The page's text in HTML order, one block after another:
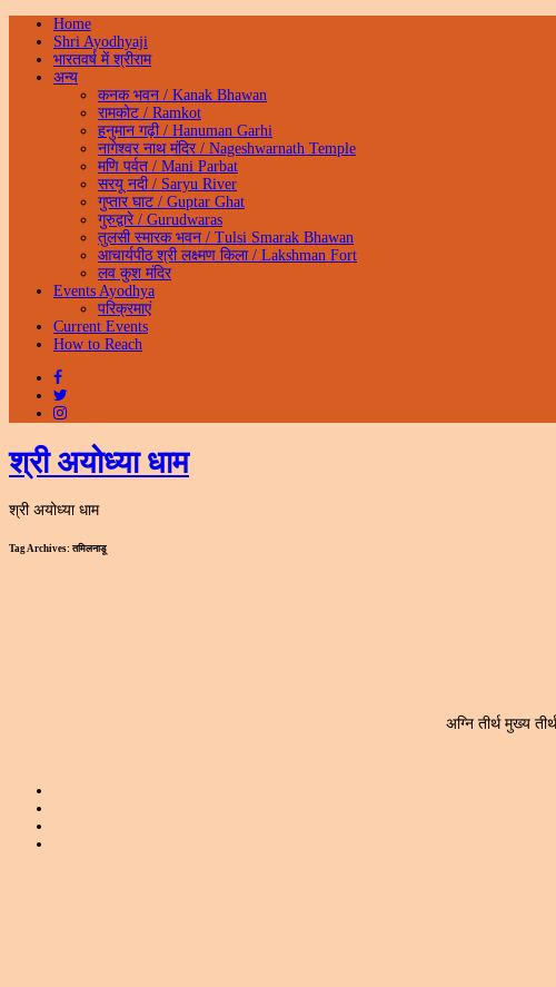
Home
Shri Ayodhyaji
भारतवर्ष में श्रीराम
अन्य
कनक भवन / Kanak Bhawan
रामकोट / Ramkot
हनुमान गढ़ी / Hanuman Garhi
नागेश्वर नाथ मंदिर / Nageshwarnath Temple
मणि पर्वत / Mani Parbat
सरयू नदी / Saryu River
गुप्तार घाट / Guptar Ghat
गुरुद्वारे / Gurudwaras
तुलसी स्मारक भवन / Tulsi Smarak Bhawan
आचार्यपीठ श्री लक्ष्मण किला / Lakshman Fort
लव कुश मंदिर
Events Ayodhya
परिक्रमाएं
Current Events
How to Reach
श्री अयोध्या धाम
श्री अयोध्या धाम
Tag Archives: तमिलनाडू
अग्नि तीर्थ मुख्य